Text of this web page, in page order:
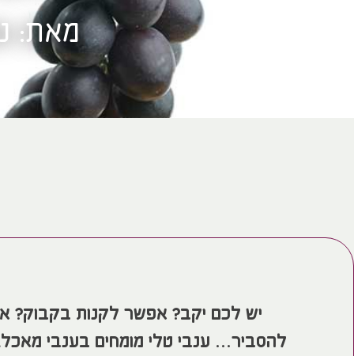
מאת:
יש לכם יקב? אפשר לקנות בקבוק?
להסביר… ענבי טלי מומחים בענבי